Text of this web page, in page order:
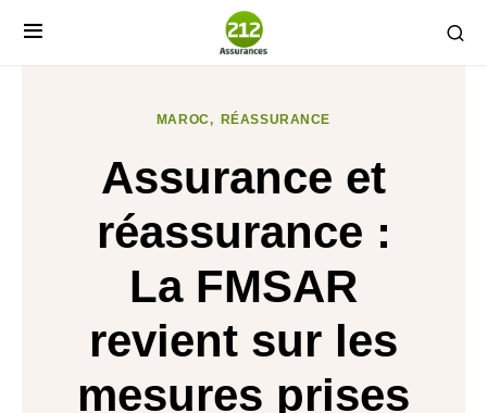
MAROC RÉASSURANCE
Assurance et
réassurance :
La FMSAR
revient sur les
mesures prises